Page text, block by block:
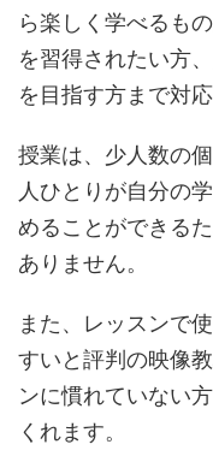
ら楽しく学べるも
を習得されたい方
を目指す方まで対
授業は、少人数の
人ひとりが自分の
めることができる
ありません。
また、レッスンで
すいと評判の映像
ンに慣れていない
くれます。